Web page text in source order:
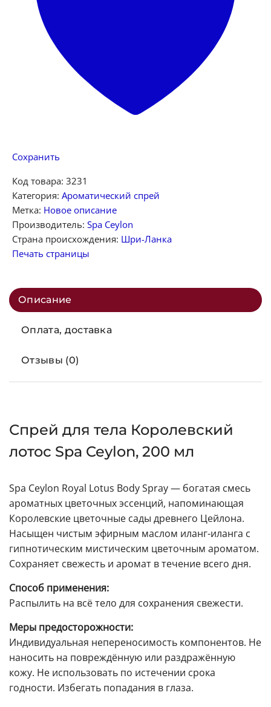
Сохранить
Код товара: 3231
Категория: Ароматический спрей
Метка: Новое описание
Производитель: Spa Ceylon
Страна происхождения: Шри-Ланка
Печать страницы
Описание
Оплата, доставка
Отзывы (0)
Спрей для тела Королевский
лотос Spa Ceylon, 200 мл
Spa Ceylon Royal Lotus Body Spray — богатая смесь
ароматных цветочных эссенций, напоминающая
Королевские цветочные сады древнего Цейлона.
Насыщен чистым эфирным маслом иланг-иланга с
гипнотическим мистическим цветочным ароматом.
Сохраняет свежесть и аромат в течение всего дня.
Способ применения:
Распылить на всё тело для сохранения свежести.
Меры предосторожности:
Индивидуальная непереносимость компонентов. Не
наносить на повреждённую или раздражённую
кожу. Не использовать по истечении срока
годности. Избегать попадания в глаза.